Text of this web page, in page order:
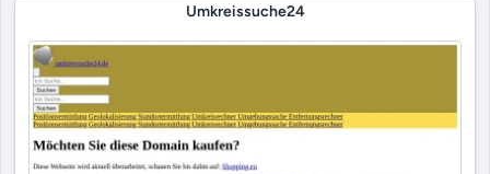
Umkreissuche24